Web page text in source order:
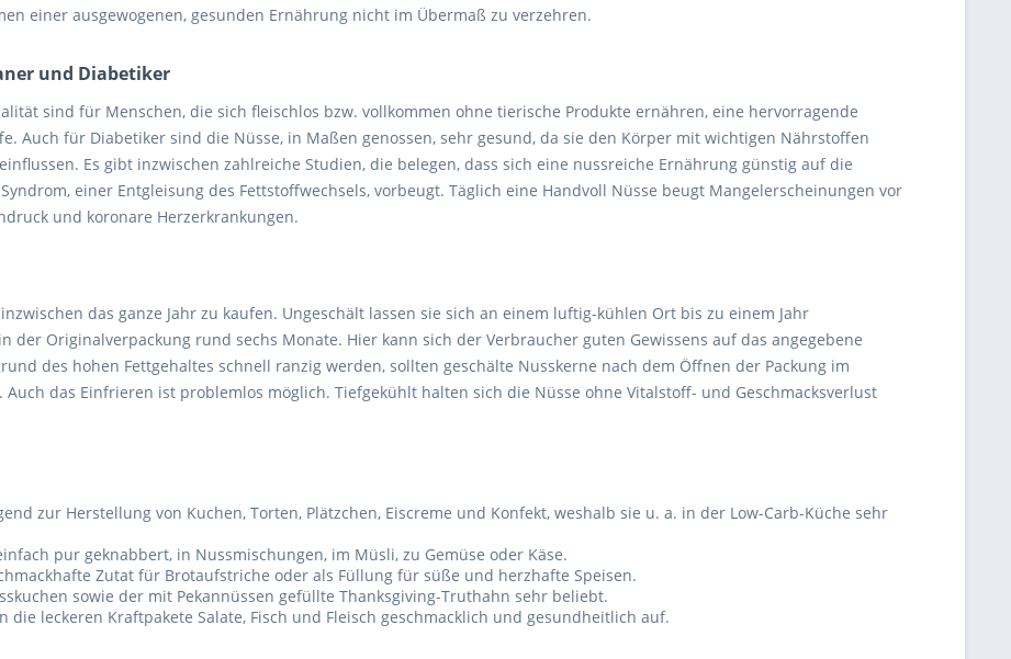
einer ausgewogenen, gesunden Ernährung nicht im Übermaß zu verzehren.
und Diabetiker
sind für Menschen, die sich fleischlos bzw. vollkommen ohne tierische Produkte ernähren, eine hervorragende
Auch für Diabetiker sind die Nüsse, in Maßen genossen, sehr gesund, da sie den Körper mit wichtigen Nährstoffen
Es gibt inzwischen zahlreiche Studien, die belegen, dass sich eine nussreiche Ernährung günstig auf die
einer Entgleisung des Fettstoffwechsels, vorbeugt. Täglich eine Handvoll Nüsse beugt Mangelerscheinungen vor
und koronare Herzerkrankungen.
das ganze Jahr zu kaufen. Ungeschält lassen sie sich an einem luftig-kühlen Ort bis zu einem Jahr
der Originalverpackung rund sechs Monate. Hier kann sich der Verbraucher guten Gewissens auf das angegebene
des hohen Fettgehaltes schnell ranzig werden, sollten geschälte Nusskerne nach dem Öffnen der Packung im
das Einfrieren ist problemlos möglich. Tiefgekühlt halten sich die Nüsse ohne Vitalstoff- und Geschmacksverlust
zur Herstellung von Kuchen, Torten, Plätzchen, Eiscreme und Konfekt, weshalb sie u. a. in der Low-Carb-Küche sehr
pur geknabbert, in Nussmischungen, im Müsli, zu Gemüse oder Käse.
Zutat für Brotaufstriche oder als Füllung für süße und herzhafte Speisen.
sowie der mit Pekannüssen gefüllte Thanksgiving-Truthahn sehr beliebt.
die leckeren Kraftpakete Salate, Fisch und Fleisch geschmacklich und gesundheitlich auf.